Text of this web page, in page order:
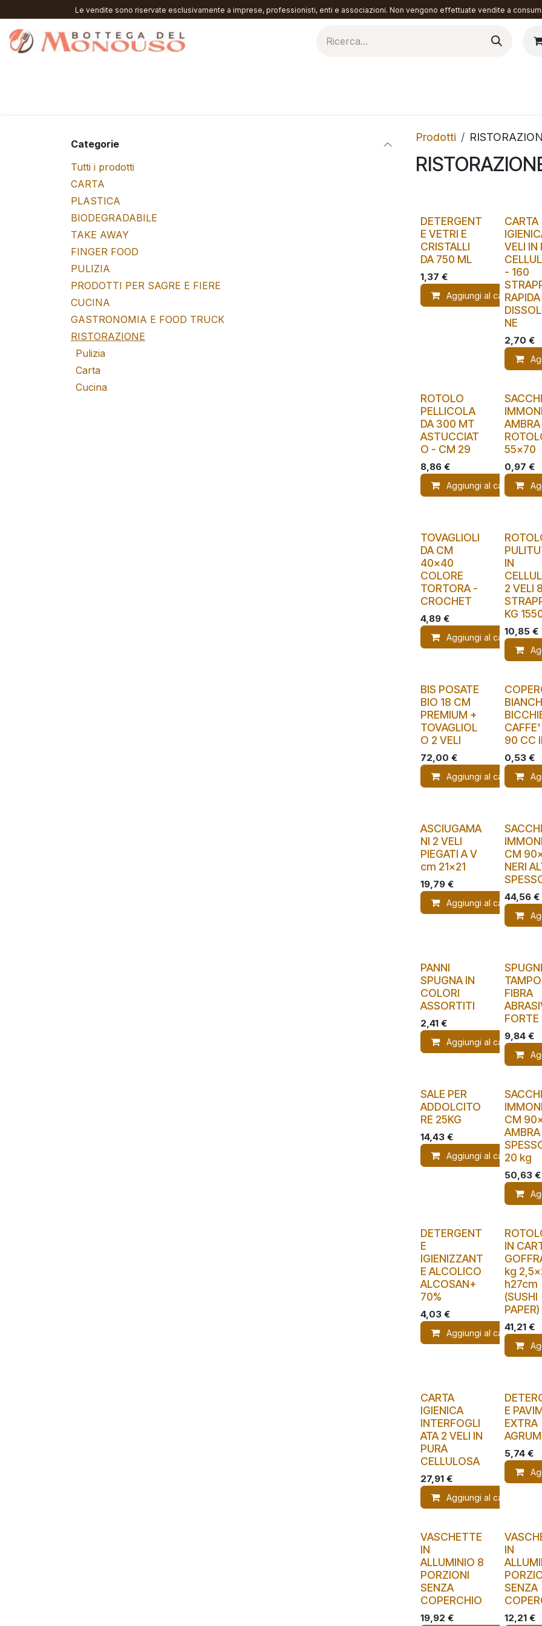
Passa al contenutoLe vendite sono riservate esclusivamente a imprese, professionisti, enti e associazioni. Non vengono effettuate vendite a
Categorie
Tutti i prodotti
CARTA
PLASTICA
BIODEGRADABILE
TAKE AWAY
FINGER FOOD
PULIZIA
PRODOTTI PER SAGRE E FIERE
CUCINA
GASTRONOMIA E FOOD TRUCK
RISTORAZIONE
Pulizia
Carta
Cucina
Prodotti
DETERGENT
E VETRI E
CRISTALLI
DA 750 ML
1,37 €
Aggiungi al carrello
CARTA
VELI IN
- 160
RAPIDA
NE
2,70 €
ROTOLO
PELLICOLA
DA 300 MT
ASTUCCIAT
O - CM 29
8,86 €
Aggiungi al carrello
SACCHI
AMBRA
55x70
0,97 €
TOVAGLIOLI
DA CM
40x40
COLORE
TORTORA -
CROCHET
4,89 €
Aggiungi al carrello
IN
2 VELI
KG
10,85€
BIS POSATE
BIO 18 CM
PREMIUM +
TOVAGLIOL
O 2 VELI
72,00 €
Aggiungi al carrello
CAFFE'
90 CC
0,53€
ASCIUGAMA
NI 2 VELI
PIEGATI A V
cm 21x21
19,79 €
Aggiungi al carrello
SACCHI
CM
NERI
44,56€
PANNI
SPUGNA IN
COLORI
ASSORTITI
2,41 €
Aggiungi al carrello
FIBRA
FORTE
9,84€
SALE PER
ADDOLCITO
RE 25KG
14,43 €
Aggiungi al carrello
SACCHI
CM
20 kg
50,63€
DETERGENT
E
IGIENIZZANT
E ALCOLICO
ALCOSAN+
70%
4,03 €
Aggiungi al carrello
IN
kg
h27cm
(SUSHI
PAPER)
41,21€
CARTA
IGIENICA
INTERFOGLI
ATA 2 VELI IN
PURA
CELLULOSA
27,91 €
Aggiungi al carrello
E
EXTRA
5,74€
VASCHETTE
IN
ALLUMINIO 8
PORZIONI
SENZA
COPERCHIO
19,92 €
IN
SENZA
12,21€